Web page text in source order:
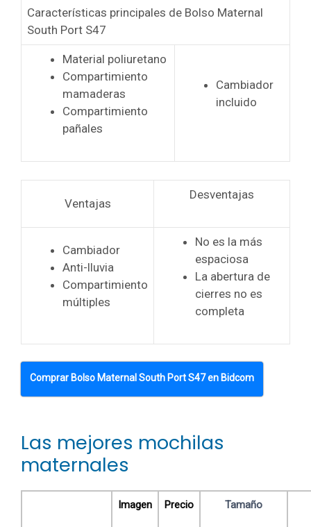
Características principales de Bolso Maternal
South Port S47
Material poliuretano
Compartimiento
mamaderas
Compartimiento
pañales
Cambiador
incluido
Ventajas
Desventajas
Cambiador
Anti-lluvia
Compartimiento
múltiples
No es la más
espaciosa
La abertura de
cierres no es
completa
Comprar Bolso Maternal South Port S47 en Bidcom
Las mejores mochilas
maternales
Imagen Precio Tamaño